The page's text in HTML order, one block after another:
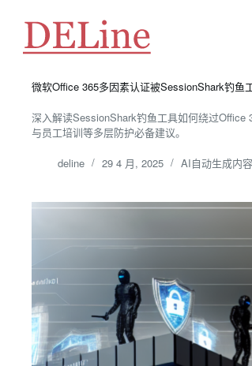
微软Office 365多因素认证被SessionShark钓鱼
深入解读SessionShark钓鱼工具如何绕过
与员工培训等多层防护必备建议。
deline 29 4 月, 2025 AI自动生成内容